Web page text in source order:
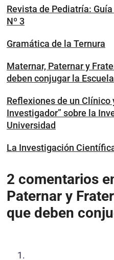
Revista de Pediatría:
Nº 3
Gramática de la Ternura
Maternar, Paternar y
deben conjugar la Escuela
Reflexiones de un Clínico
Investigador” sobre la
Universidad
La Investigación
2 comentarios
Paternar y
que deben